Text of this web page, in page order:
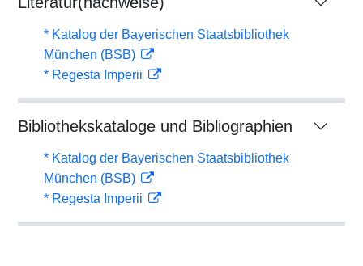
* Katalog der Bayerischen Staatsbibliothek
München (BSB)
* Regesta Imperii
Bibliothekskataloge und Bibliographien
* Katalog der Bayerischen Staatsbibliothek
München (BSB)
* Regesta Imperii